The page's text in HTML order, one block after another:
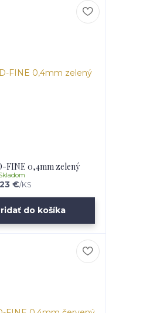
FINE 0,4mm zelený
€/KS
do košíka